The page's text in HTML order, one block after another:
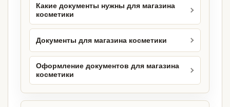
Какие документы нужны для магазина
косметики
Документы для магазина косметики
Оформление документов для магазина
косметики